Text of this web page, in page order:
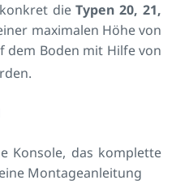
dieTypen 20, 21,
maximalen Höhe von
dem Boden mit Hilfe von
Konsole, das komplette
Montageanleitung